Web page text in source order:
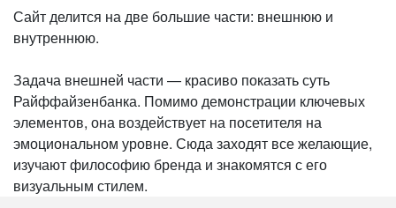
Сайт делится на две большие части: внешнюю и
внутреннюю.
Задача внешней части — красиво показать суть
Райффайзенбанка. Помимо демонстрации ключевых
элементов, она воздействует на посетителя на
эмоциональном уровне. Сюда заходят все желающие,
изучают философию бренда и знакомятся с его
визуальным стилем.